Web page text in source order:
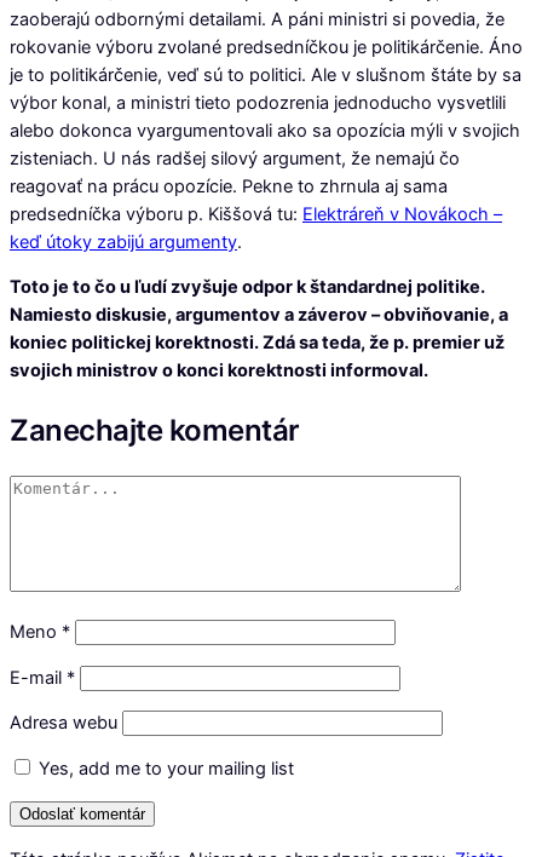
zaoberajú odbornými detailami. A páni ministri si povedia, že
rokovanie výboru zvolané predsedníčkou je politikárčenie. Áno
je to politikárčenie, veď sú to politici. Ale v slušnom štáte by sa
výbor konal, a ministri tieto podozrenia jednoducho vysvetlili
alebo dokonca vyargumentovali ako sa opozícia mýli v svojich
zisteniach. U nás radšej silový argument, že nemajú čo
reagovať na prácu opozície. Pekne to zhrnula aj sama
predsedníčka výboru p. Kiššová tu: Elektráreň v Novákoch –
keď útoky zabijú argumenty.
Toto je to čo u ľudí zvyšuje odpor k štandardnej politike.
Namiesto diskusie, argumentov a záverov – obviňovanie, a
koniec politickej korektnosti. Zdá sa teda, že p. premier už
svojich ministrov o konci korektnosti informoval.
Zanechajte komentár
Meno *
E-mail *
Adresa webu
Yes, add me to your mailing list